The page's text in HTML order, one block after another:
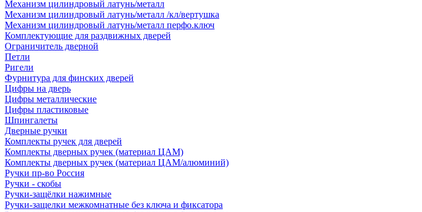
Механизм цилиндровый латунь/металл
Механизм цилиндровый латунь/металл /кл/вертушка
Механизм цилиндровый латунь/металл перфо.ключ
Комплектующие для раздвижных дверей
Ограничитель дверной
Петли
Ригели
Фурнитура для финских дверей
Цифры на дверь
Цифры металлические
Цифры пластиковые
Шпингалеты
Дверные ручки
Комплекты ручек для дверей
Комплекты дверных ручек (материал ЦАМ)
Комплекты дверных ручек (материал ЦАМ/алюминий)
Ручки пр-во Россия
Ручки - скобы
Ручки-защёлки нажимные
Ручки-защелки межкомнатные без ключа и фиксатора